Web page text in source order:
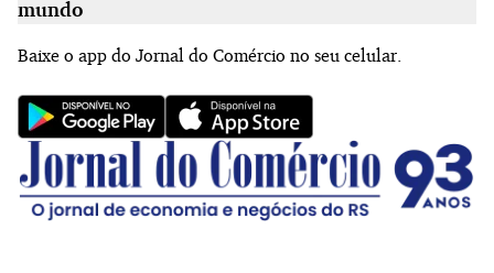
mundo
Baixe o app do Jornal do Comércio no seu celular.